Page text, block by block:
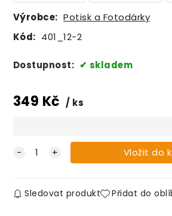
Výrobce: Potisk a Fotodárky
Kód: 401_12-2
Dostupnost: skladem
349 Kč ks
Sledovat produkt Přidat do